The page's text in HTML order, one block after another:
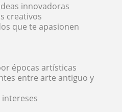
innovadoras
creativos
que te apasionen
épocas artísticas
entre arte antiguo y
intereses